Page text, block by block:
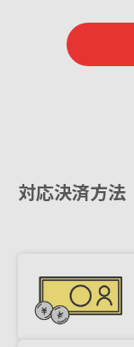
対応決済方法